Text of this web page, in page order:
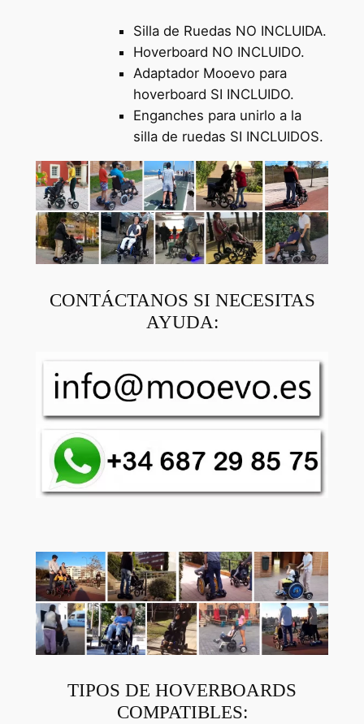
Silla de Ruedas NO INCLUIDA.
Hoverboard NO INCLUIDO.
Adaptador Mooevo para
hoverboard SI INCLUIDO.
Enganches para unirlo a la
silla de ruedas SI INCLUIDOS.
CONTÁCTANOS SI NECESITAS
AYUDA:
TIPOS DE HOVERBOARDS
COMPATIBLES: